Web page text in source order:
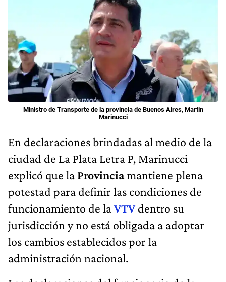
Ministro de Transporte de la provincia de Buenos Aires, Martin
Marinucci
En declaraciones brindadas al medio de la
ciudad de La Plata Letra P, Marinucci
explicó que la Provinciamantiene plena
potestad para definir las condiciones de
funcionamiento de laVTV dentro su
jurisdicción y no está obligada a adoptar
los cambios establecidos por la
administración nacional.